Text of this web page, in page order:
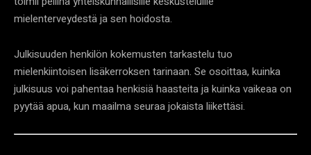
mielenterveydestä ja sen hoidosta.
Julkisuuden henkilön kokemusten tarkastelu tuo
mielenkiintoisen lisäkerroksen tarinaan. Se osoittaa, kuinka
julkisuus voi pahentaa henkisiä haasteita ja kuinka vaikeaa on
pyytää apua, kun maailma seuraa jokaista liikettäsi.